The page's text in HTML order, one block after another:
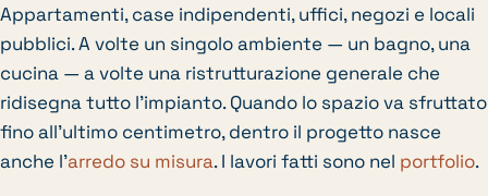
Appartamenti, case indipendenti, uffici, negozi e locali
pubblici. A volte un singolo ambiente — un bagno, una
cucina — a volte una ristrutturazione generale che
ridisegna tutto l’impianto. Quando lo spazio va sfruttato
fino all’ultimo centimetro, dentro il progetto nasce
anche l’arredo su misura. I lavori fatti sono nel portfolio.